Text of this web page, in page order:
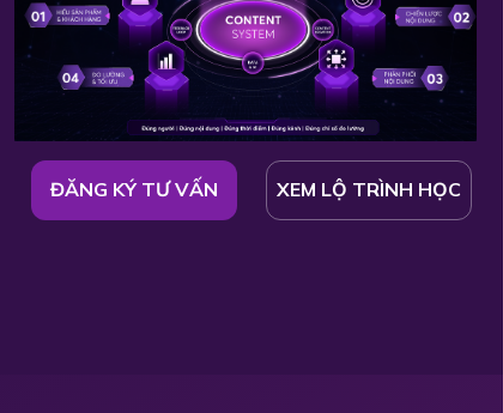
ĐĂNG KÝ TƯ VẤN XEM LỘ TRÌNH HỌC